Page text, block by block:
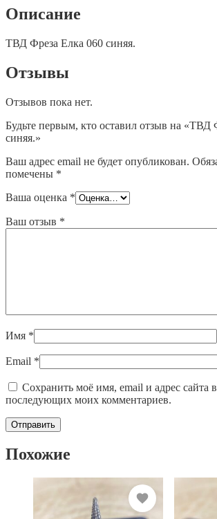
Описание
ТВД Фреза Елка 060 синяя.
Отзывы
Отзывов пока нет.
Будьте первым, кто оставил отзыв на «ТВД
синяя.»
Ваш адрес email не будет опубликован.
помечены *
Ваша оценка *
Ваш отзыв *
Имя *
Email *
Сохранить моё имя, email и адрес сайта
последующих моих комментариев.
Похожие